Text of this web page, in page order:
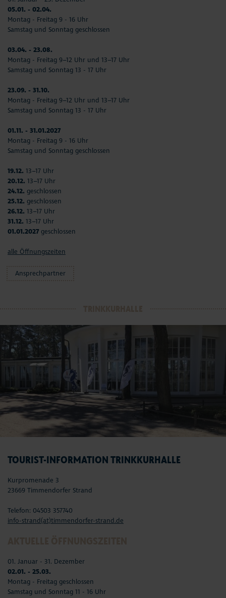
05.01. - 02.04.
Montag - Freitag 9 - 16 Uhr
Samstag und Sonntag geschlossen
03.04. - 23.08.
Montag - Freitag 9–12 Uhr und 13–17 Uhr
Samstag und Sonntag 13 - 17 Uhr
23.09. - 31.10.
Montag - Freitag 9–12 Uhr und 13–17 Uhr
Samstag und Sonntag 13 - 17 Uhr
01.11. - 31.01.2027
Montag - Freitag 9 - 16 Uhr
Samstag und Sonntag geschlossen
19.12. 13–17 Uhr
20.12. 13–17 Uhr
24.12. geschlossen
25.12. geschlossen
26.12. 13–17 Uhr
31.12. 13–17 Uhr
01.01.2027 geschlossen
alle Öffnungszeiten
Ansprechpartner
TOURIST-INFORMATION TRINKKURHALLE
Kurpromenade 3
23669 Timmendorfer Strand
Telefon: 04503 357740
info-strand(at)timmendorfer-strand.de
01. Januar - 31. Dezember
02.01. - 25.03.
Montag - Freitag geschlossen
Samstag und Sonntag 11 - 16 Uhr